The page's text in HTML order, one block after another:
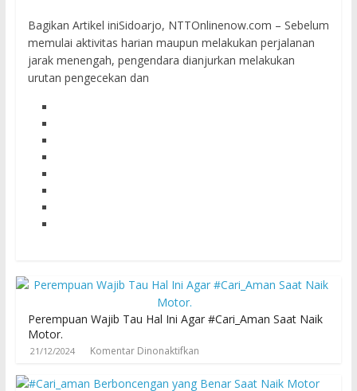
Bagikan Artikel iniSidoarjo, NTTOnlinenow.com – Sebelum
memulai aktivitas harian maupun melakukan perjalanan
jarak menengah, pengendara dianjurkan melakukan
urutan pengecekan dan
Perempuan Wajib Tau Hal Ini Agar #Cari_Aman Saat Naik
Motor.
21/12/2024 Komentar Dinonaktifkan